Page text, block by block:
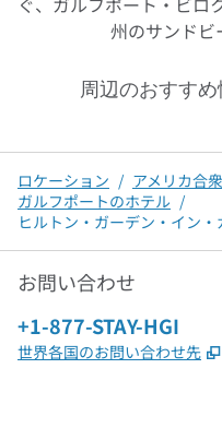
州のサンドビ
周辺のおすすめ
ロケーション / アメリカ合
ガルフポートのホテル /
ヒルトン・ガーデン・イン
お問い合わせ
電話：
+1-877-STAY-HGI
世界各国のお問い合わせ先 ,